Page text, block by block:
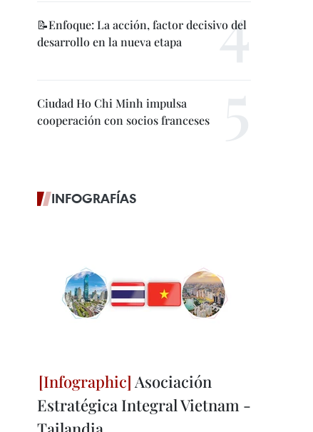
📝Enfoque: La acción, factor decisivo del
desarrollo en la nueva etapa
Ciudad Ho Chi Minh impulsa
cooperación con socios franceses
INFOGRAFÍAS
Asociación
Estratégica Integral Vietnam -